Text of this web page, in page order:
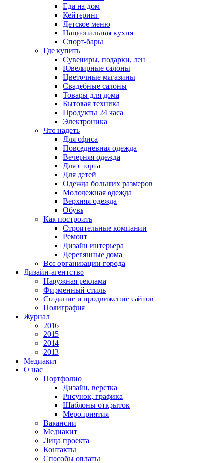
Еда на дом
Кейтеринг
Детское меню
Национальная кухня
Спорт-бары
Где купить
Сувениры, подарки, лен
Ювелирные салоны
Цветочные магазины
Свадебные салоны
Товары для дома
Бытовая техника
Продукты 24 часа
Электроника
Что надеть
Для офиса
Повседневная одежда
Вечерняя одежда
Для спорта
Для детей
Одежда больших размеров
Молодежная одежда
Верхняя одежда
Обувь
Как построить
Строительные компании
Ремонт
Дизайн интерьера
Деревянные дома
Все организации города
Дизайн-агентство
Наружная реклама
Фирменный стиль
Создание и продвижение сайтов
Полиграфия
Журнал
2016
2015
2014
2013
Медиакит
О нас
Портфолио
Дизайн, верстка
Рисунок, графика
Шаблоны открыток
Мероприятия
Вакансии
Медиакит
Лица проекта
Контакты
Способы оплаты